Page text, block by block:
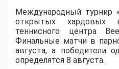
Международный турнир
открытых хардовых
теннисного центра
Финальные матчи в
августа, а победители
определятся 8 августа.